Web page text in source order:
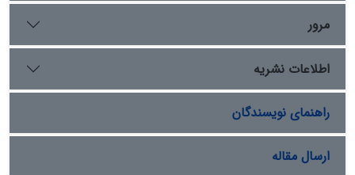
مرور
اطلاعات نشریه
راهنمای نویسندگان
ارسال مقاله